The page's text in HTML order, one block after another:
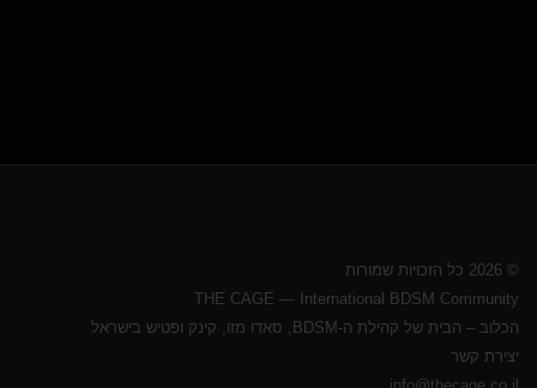
© 2026 כל הזכויות שמורות
THE CAGE — International BDSM Community
הכלוב – הבית של קהילת ה-BDSM, סאדו מזו, קינק ופטיש בישראל
יצירת קשר